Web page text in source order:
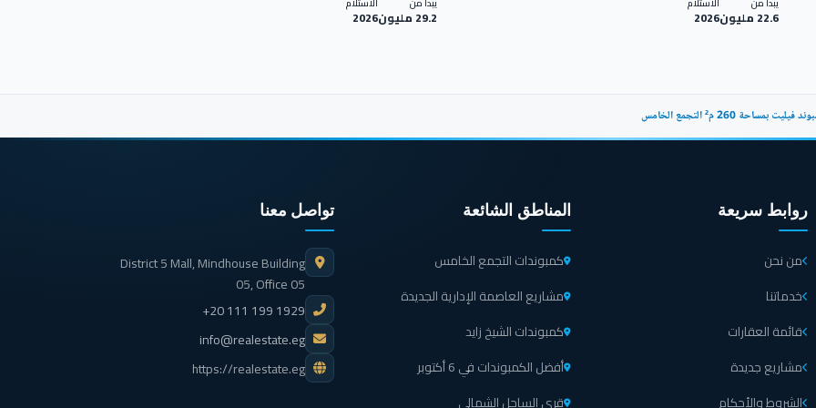
22.6 مليون 2026 29.2 مليون 2026
260 م² التجمع الخامس
روابط سريعة
من نحن
خدماتنا
قائمة العقارات
مشاريع جديدة
الشروط والأحكام
المناطق الشائعة
كمبوندات التجمع الخامس
مشاريع العاصمة الإدارية الجديدة
كمبوندات الشيخ زايد
أفضل الكمبوندات في 6 أكتوبر
قرى الساحل الشمالي
تواصل معنا
District 5 Mall, Mindhouse Building
05, Office 05
+20 111 199 1929
info@realestate.eg
https://realestate.eg